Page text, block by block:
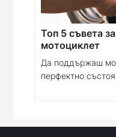
Топ 5 съвета
мотоциклет
Да поддържаш
перфектно